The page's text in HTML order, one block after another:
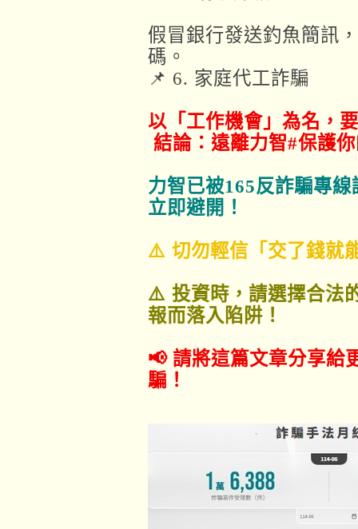
假冒銀行發送釣魚簡訊
碼。
📌 6. 家庭代工詐騙
以「工作機會」為名，
結論：遠離力智#保護
力智已被165反詐騙專
立即避開！
⚠️ 切勿輕信「交了錢就
⚠️ 投資時，請選擇合法
報而落入陷阱！
📢 請將這篇文章分享給
騙！